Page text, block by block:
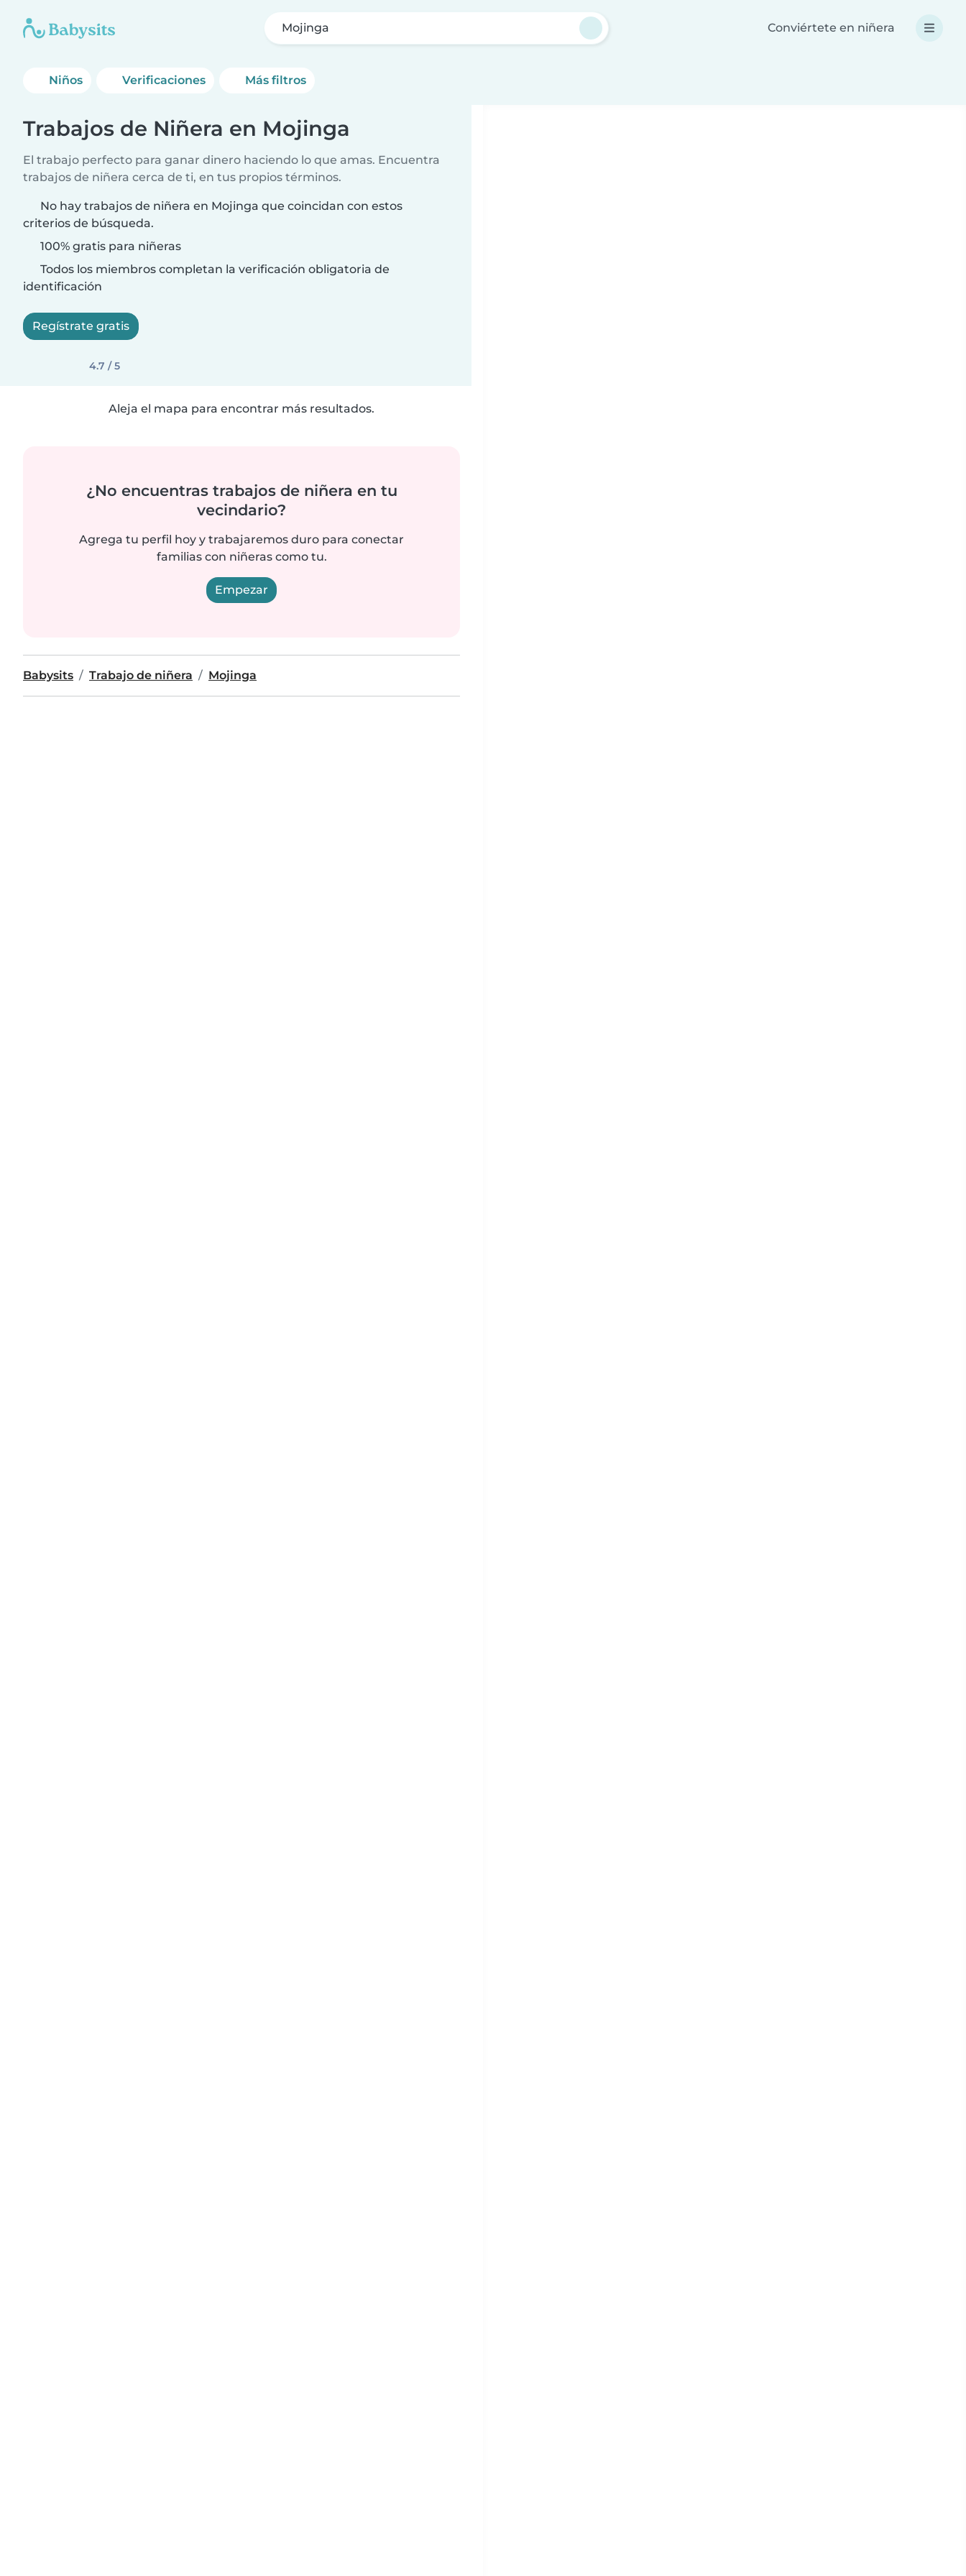
Mojinga Conviértete en niñera
Niños Verificaciones Más filtros
Trabajos de Niñera en Mojinga
El trabajo perfecto para ganar dinero haciendo lo que amas. Encuentra
trabajos de niñera cerca de ti, en tus propios términos.
No hay trabajos de niñera en Mojinga que coincidan con estos
criterios de búsqueda.
100% gratis para niñeras
Todos los miembros completan la verificación obligatoria de
identificación
Regístrate gratis
4.7 / 5
Aleja el mapa para encontrar más resultados.
¿No encuentras trabajos de niñera en tu
vecindario?
Agrega tu perfil hoy y trabajaremos duro para conectar
familias con niñeras como tu.
Empezar
Babysits Trabajo de niñera Mojinga